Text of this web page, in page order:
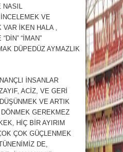
NASIL
VE
VAR İKEN HALA ,
“İMAN”
DÜPEDÜZ AYMAZLIK
İNSANLAR
ACİZ, VE GERİ
VE ARTIK
GEREKMEZ
HİÇ BİR AYIRIM
ÇOK GÜÇLENMEK
DE,